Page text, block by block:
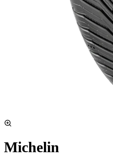
Michelin